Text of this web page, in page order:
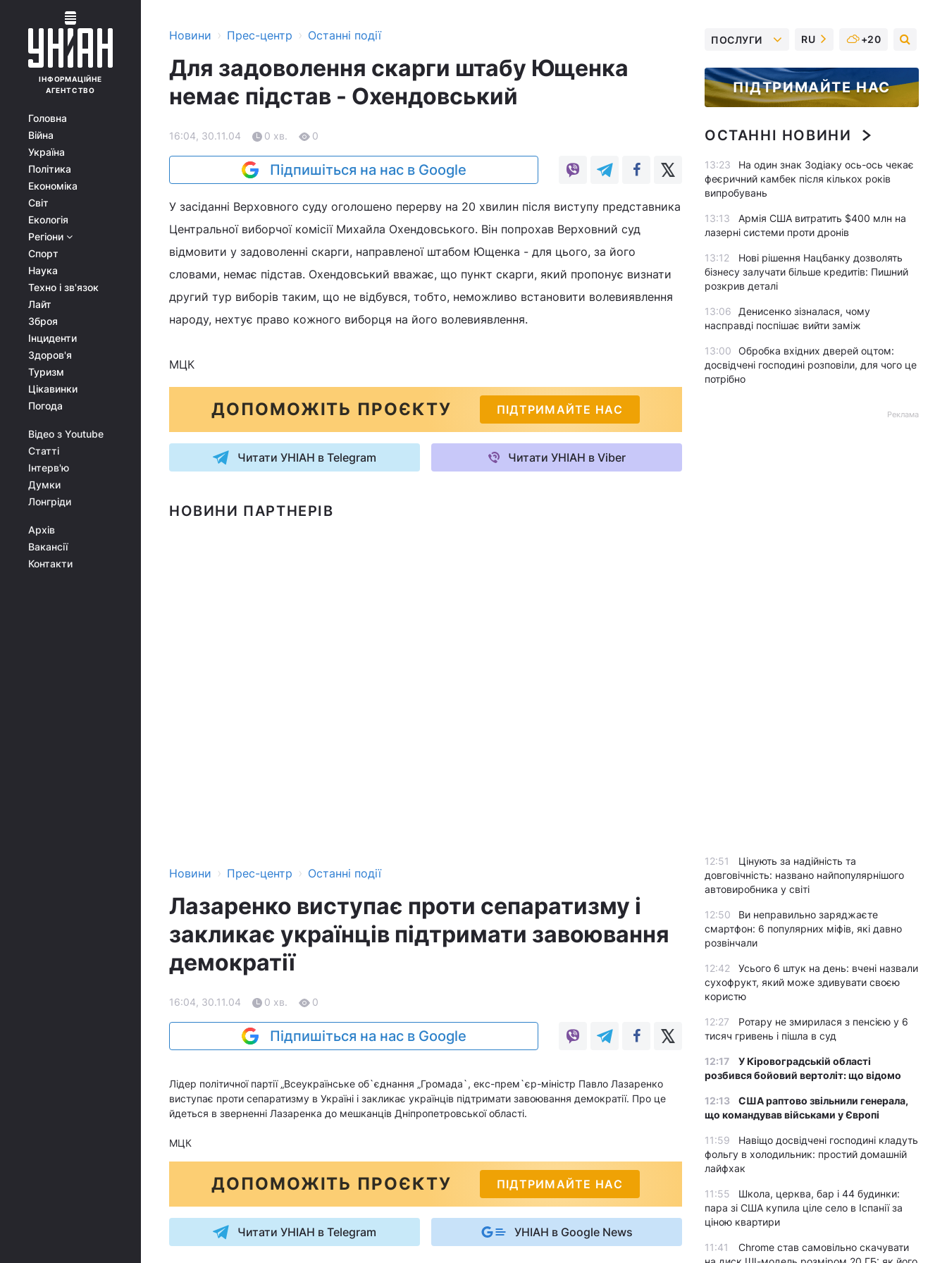
ІНФОРМАЦІЙНЕ
АГЕНТСТВО
Головна
Війна
Україна
Політика
Економіка
Світ
Екологія
Регіони
Спорт
Наука
Техно і зв'язок
Лайт
Зброя
Інциденти
Здоров'я
Туризм
Цікавинки
Погода
Відео з Youtube
Статті
Інтерв'ю
Думки
Лонгріди
Архів
Вакансії
Контакти
Новини › Прес-центр › Останні події
Для задоволення скарги штабу Ющенка
немає підстав - Охендовський
16:04, 30.11.04 0 хв. 0
Підпишіться на нас в Google
У засіданні Верховного суду оголошено перерву на 20 хвилин після виступу представника
Центральної виборчої комісії Михайла Охендовського. Він попрохав Верховний суд
відмовити у задоволенні скарги, направленої штабом Ющенка - для цього, за його
словами, немає підстав. Охендовський вважає, що пункт скарги, який пропонує визнати
другий тур виборів таким, що не відбувся, тобто, неможливо встановити волевиявлення
народу, нехтує право кожного виборця на його волевиявлення.
МЦК
ДОПОМОЖІТЬ ПРОЄКТУ ПІДТРИМАЙТЕ НАС
Читати УНІАН в Telegram Читати УНІАН в Viber
НОВИНИ ПАРТНЕРІВ
Новини › Прес-центр › Останні події
Лазаренко виступає проти сепаратизму і
закликає українців підтримати завоювання
демократії
16:04, 30.11.04 0 хв. 0
Підпишіться на нас в Google
Лідер політичної партії „Всеукраїнське об`єднання „Громада`, екс-прем`єр-міністр Павло Лазаренко
виступає проти сепаратизму в Україні і закликає українців підтримати завоювання демократії. Про це
йдеться в зверненні Лазаренка до мешканців Дніпропетровської області.
МЦК
ДОПОМОЖІТЬ ПРОЄКТУ ПІДТРИМАЙТЕ НАС
Читати УНІАН в Telegram УНІАН в Google News
ПОСЛУГИ RU +20
ПІДТРИМАЙТЕ НАС
ОСТАННІ НОВИНИ
13:23
На один знак Зодіаку ось-ось чекає
феєричний камбек після кількох років
випробувань
13:13
Армія США витратить $400 млн на
лазерні системи проти дронів
13:12
Нові рішення Нацбанку дозволять
бізнесу залучати більше кредитів: Пишний
розкрив деталі
13:06
Денисенко зізналася, чому
насправді поспішає вийти заміж
13:00
Обробка вхідних дверей оцтом:
досвідчені господині розповіли, для чого це
потрібно
Реклама
12:51
Цінують за надійність та
довговічність: названо найпопулярнішого
автовиробника у світі
12:50
Ви неправильно заряджаєте
смартфон: 6 популярних міфів, які давно
розвінчали
12:42
Усього 6 штук на день: вчені назвали
сухофрукт, який може здивувати своєю
користю
12:27
Ротару не змирилася з пенсією у 6
тисяч гривень і пішла в суд
12:17
У Кіровоградській області
розбився бойовий вертоліт: що відомо
12:13
США раптово звільнили генерала,
що командував військами у Європі
11:59
Навіщо досвідчені господині кладуть
фольгу в холодильник: простий домашній
лайфхак
11:55
Школа, церква, бар і 44 будинки:
пара зі США купила ціле село в Іспанії за
ціною квартири
11:41
Chrome став самовільно скачувати